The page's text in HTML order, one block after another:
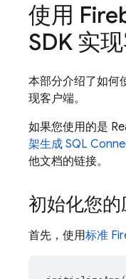
使用
SDK 实
本部分介绍了如何
现客户端。
如果您使用的是
架生成 SQL
他文档的链接。
初始化您的
首先，使用标准